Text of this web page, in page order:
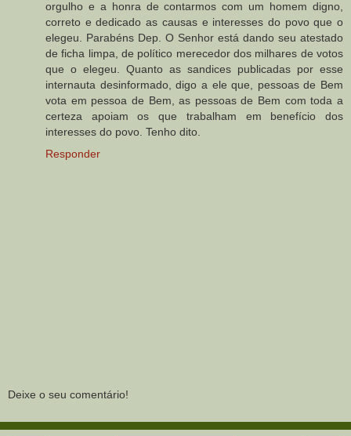
orgulho e a honra de contarmos com um homem digno,
correto e dedicado as causas e interesses do povo que o
elegeu. Parabéns Dep. O Senhor está dando seu atestado
de ficha limpa, de político merecedor dos milhares de votos
que o elegeu. Quanto as sandices publicadas por esse
internauta desinformado, digo a ele que, pessoas de Bem
vota em pessoa de Bem, as pessoas de Bem com toda a
certeza apoiam os que trabalham em benefício dos
interesses do povo. Tenho dito.
Responder
Deixe o seu comentário!